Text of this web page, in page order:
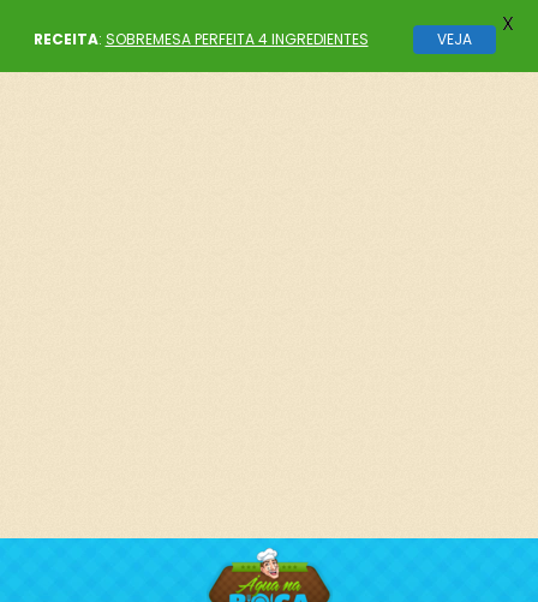
RECEITA: SOBREMESA PERFEITA 4 INGREDIENTES VEJA
X